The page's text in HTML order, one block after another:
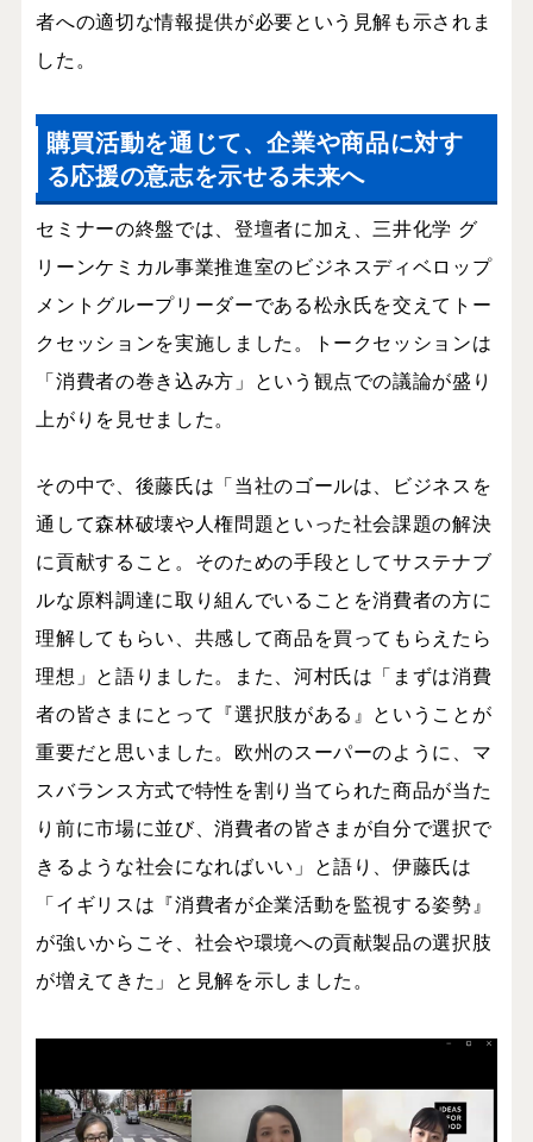
者への適切な情報提供が必要という見解も示されま
した。
購買活動を通じて、企業や商品に対す
る応援の意志を示せる未来へ
セミナーの終盤では、登壇者に加え、三井化学 グ
リーンケミカル事業推進室のビジネスディベロップ
メントグループリーダーである松永氏を交えてトー
クセッションを実施しました。トークセッションは
「消費者の巻き込み方」という観点での議論が盛り
上がりを見せました。
その中で、後藤氏は「当社のゴールは、ビジネスを
通して森林破壊や人権問題といった社会課題の解決
に貢献すること。そのための手段としてサステナブ
ルな原料調達に取り組んでいることを消費者の方に
理解してもらい、共感して商品を買ってもらえたら
理想」と語りました。また、河村氏は「まずは消費
者の皆さまにとって『選択肢がある』ということが
重要だと思いました。欧州のスーパーのように、マ
スバランス方式で特性を割り当てられた商品が当た
り前に市場に並び、消費者の皆さまが自分で選択で
きるような社会になればいい」と語り、伊藤氏は
「イギリスは『消費者が企業活動を監視する姿勢』
が強いからこそ、社会や環境への貢献製品の選択肢
が増えてきた」と見解を示しました。